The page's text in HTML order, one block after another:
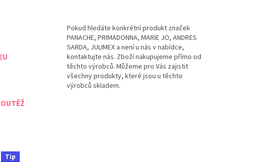
Pokud hledáte konkrétní produkt značek
PANACHE, PRIMADONNA, MARIE JO, ANDRES
SARDA, JULIMEX a není u nás v nabídce,
kontaktujte nás. Zboží nakupujeme přímo od
těchto výrobců. Můžeme pro Vás zajistit
všechny produkty, které jsou u těchto
výrobců skladem.
Tip